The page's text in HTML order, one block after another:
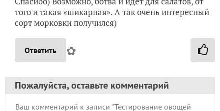
того и такая «шикарная». А так очень интересный
сорт морковки получился)
Ответить ✿
Пожалуйста, оставьте комментарий